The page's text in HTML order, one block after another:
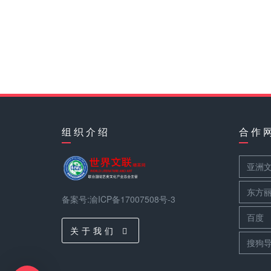
组 织 介 绍
备案号:渝ICP备17007508号-3
关 于 我 们
合 作
亚洲
东方
百度
搜狗